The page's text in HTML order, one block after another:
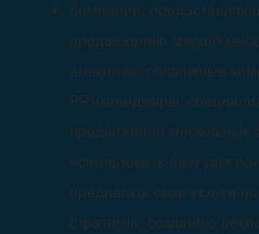
Компании,
продвижению мягкой
агентства, рекламные
PR-менеджеры,
продвижении мебельных
использовать базу для
предлагать свои услуги
стратегий, созданию